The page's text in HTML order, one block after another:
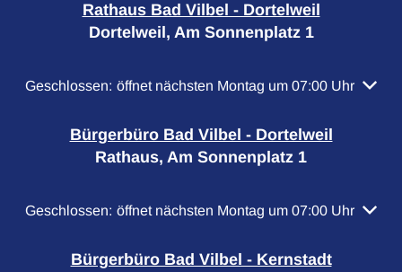
Rathaus Bad Vilbel - Dortelweil
Dortelweil, Am Sonnenplatz 1
Klicken, um weitere Öffnungs- oder Schließzeiten
Geschlossen: öffnet nächsten Montag um 07:00 Uhr
Bürgerbüro Bad Vilbel - Dortelweil
Rathaus, Am Sonnenplatz 1
Klicken, um weitere Öffnungs- oder Schließzeiten
Geschlossen: öffnet nächsten Montag um 07:00 Uhr
Bürgerbüro Bad Vilbel - Kernstadt